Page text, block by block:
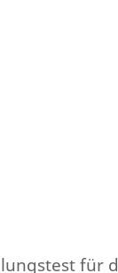
für